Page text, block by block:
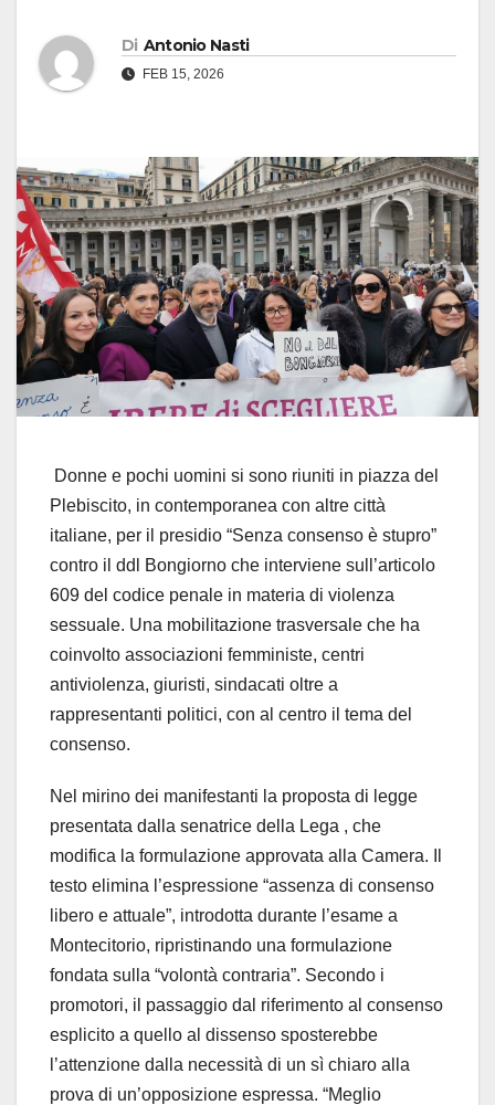
Di Antonio Nasti
FEB 15, 2026
Donne e pochi uomini si sono riuniti in piazza del
Plebiscito, in contemporanea con altre città
italiane, per il presidio “Senza consenso è stupro”
contro il ddl Bongiorno che interviene sull’articolo
609 del codice penale in materia di violenza
sessuale. Una mobilitazione trasversale che ha
coinvolto associazioni femministe, centri
antiviolenza, giuristi, sindacati oltre a
rappresentanti politici, con al centro il tema del
consenso.
Nel mirino dei manifestanti la proposta di legge
presentata dalla senatrice della Lega , che
modifica la formulazione approvata alla Camera. Il
testo elimina l’espressione “assenza di consenso
libero e attuale”, introdotta durante l’esame a
Montecitorio, ripristinando una formulazione
fondata sulla “volontà contraria”. Secondo i
promotori, il passaggio dal riferimento al consenso
esplicito a quello al dissenso sposterebbe
l’attenzione dalla necessità di un sì chiaro alla
prova di un’opposizione espressa. “Meglio